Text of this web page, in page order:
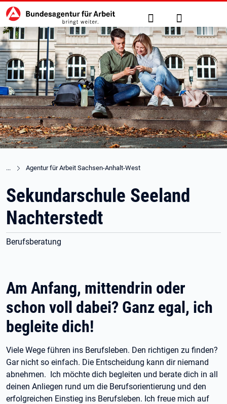
zu den Hauptinhalten springen
Hauptnavigation Suche Anmelden
Agentur für Arbeit Sachsen-Anhalt-West
Sekundarschule Seeland
Nachterstedt
Berufsberatung
Am Anfang, mittendrin oder
schon voll dabei? Ganz egal, ich
begleite dich!
Viele Wege führen ins Berufsleben. Den richtigen zu finden?
Gar nicht so einfach. Die Entscheidung kann dir niemand
abnehmen. Ich möchte dich begleiten und berate dich in all
deinen Anliegen rund um die Berufsorientierung und den
erfolgreichen Einstieg ins Berufsleben. Ich freue mich auf